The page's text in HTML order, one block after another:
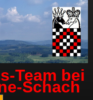
Team bei
Schach